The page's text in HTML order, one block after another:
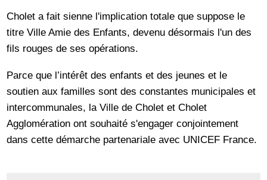
Cholet a fait sienne l'implication totale que suppose le
titre Ville Amie des Enfants, devenu désormais l'un des
fils rouges de ses opérations.
Parce que l’intérêt des enfants et des jeunes et le
soutien aux familles sont des constantes municipales et
intercommunales, la Ville de Cholet et Cholet
Agglomération ont souhaité s'engager conjointement
dans cette démarche partenariale avec UNICEF France.